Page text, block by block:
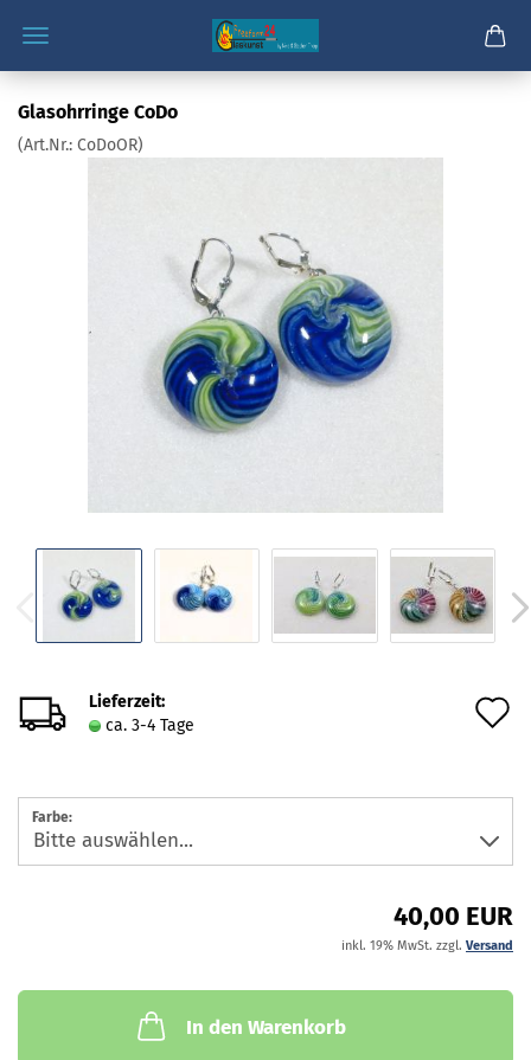
Glasohrringe CoDo
(Art.Nr.: CoDoOR)
Lieferzeit:
ca. 3-4 Tage
Farbe:
40,00 EUR
inkl. 19% MwSt. zzgl. Versand
In den Warenkorb